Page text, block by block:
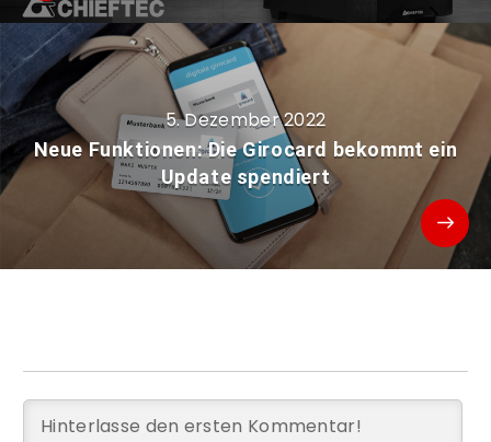
5. Dezember 2022
Neue Funktionen: Die Girocard bekommt ein
Update spendiert